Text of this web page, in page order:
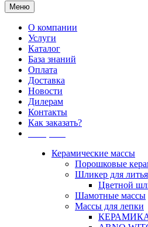
Меню
О компании
Услуги
Каталог
База знаний
Оплата
Доставка
Новости
Дилерам
Контакты
Как заказать?
Керамические массы
Порошковые
Шликер для литья
Цветной
Шамотные массы
Массы для лепки